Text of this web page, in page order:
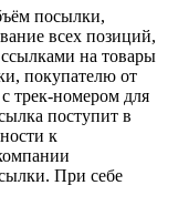
посылки,
всех позиций,
на товары
покупателю от
трек-номером для
поступит в
к
При себе